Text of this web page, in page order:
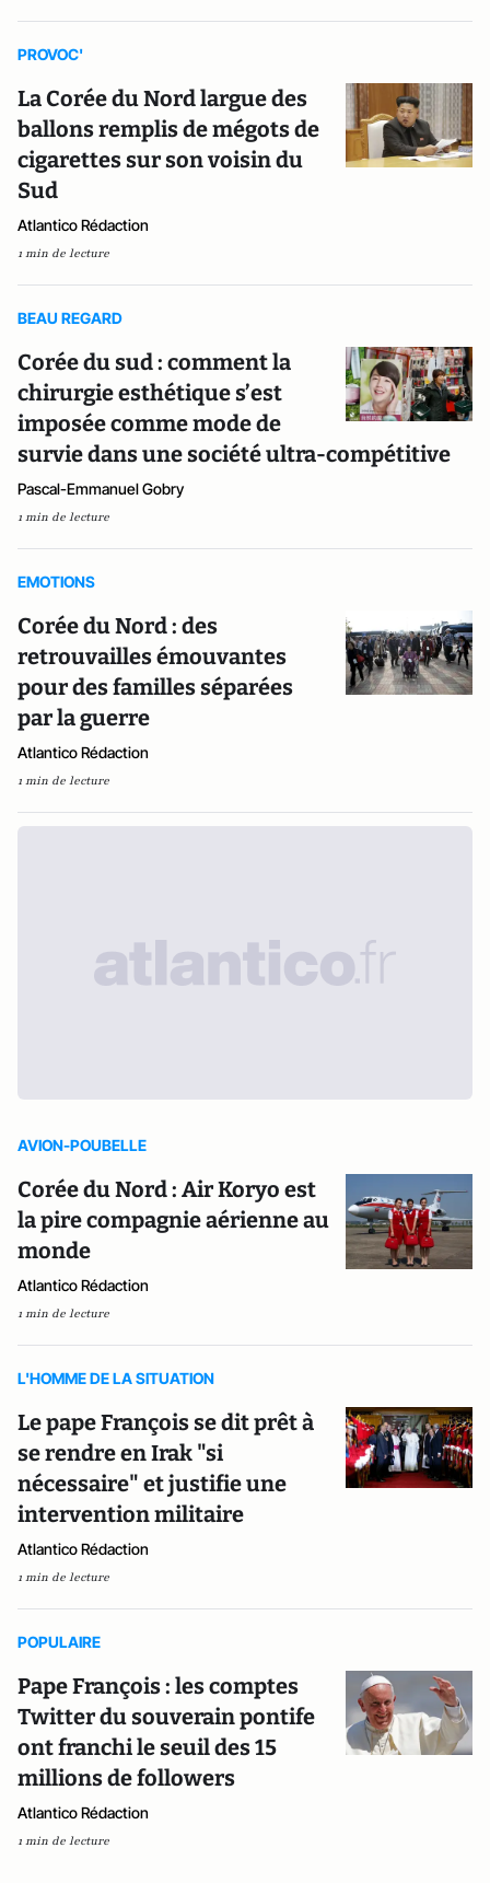
PROVOC'
La Corée du Nord largue des
ballons remplis de mégots de
cigarettes sur son voisin du
Sud
Atlantico Rédaction
1 min de lecture
BEAU REGARD
Corée du sud : comment la
chirurgie esthétique s’est
imposée comme mode de
survie dans une société ultra-compétitive
Pascal-Emmanuel Gobry
1 min de lecture
EMOTIONS
Corée du Nord : des
retrouvailles émouvantes
pour des familles séparées
par la guerre
Atlantico Rédaction
1 min de lecture
AVION-POUBELLE
Corée du Nord : Air Koryo est
la pire compagnie aérienne au
monde
Atlantico Rédaction
1 min de lecture
L'HOMME DE LA SITUATION
Le pape François se dit prêt à
se rendre en Irak "si
nécessaire" et justifie une
intervention militaire
Atlantico Rédaction
1 min de lecture
POPULAIRE
Pape François : les comptes
Twitter du souverain pontife
ont franchi le seuil des 15
millions de followers
Atlantico Rédaction
1 min de lecture